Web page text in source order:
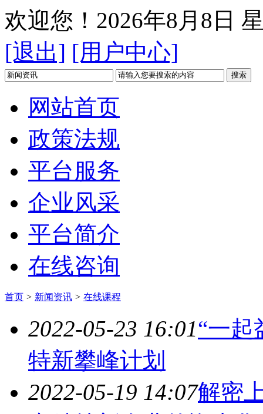
欢迎您！ 2026年8月8日
[退出] [用户中心]
网站首页
政策法规
平台服务
企业风采
平台简介
在线咨询
首页 > 新闻资讯 > 在线课程
2022-05-23 16:01“一
特新攀峰计划
2022-05-19 14:07解密